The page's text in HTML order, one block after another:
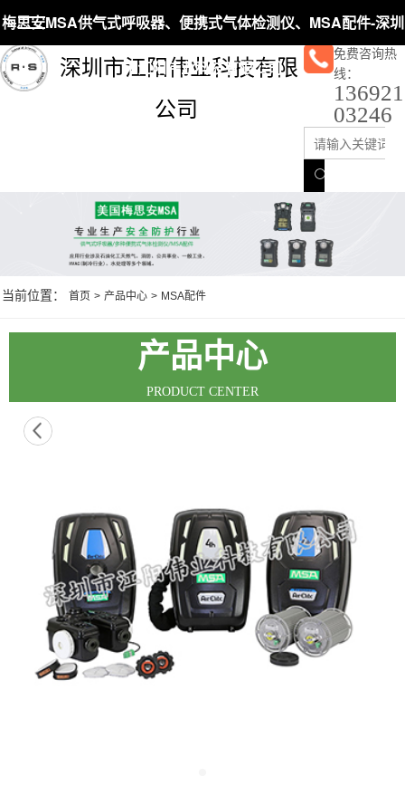
梅思安MSA供气式呼吸器、便携式气体检测仪、MSA配件-深圳
市江阳伟业科技有限公司
深圳市江阳伟业科技有限
公司
免费咨询热
线：
136921
03246
当前位置： 首页 > 产品中心 > MSA配件
产品中心
PRODUCT CENTER